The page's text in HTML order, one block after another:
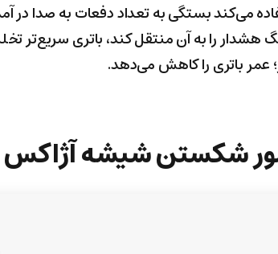
می‌کند بستگی به تعداد دفعات به صدا
هشدار را به آن منتقل کند، باتری سریع‌تر
باتری را کاهش می‌دهد.
شکستن شیشه آژاکس